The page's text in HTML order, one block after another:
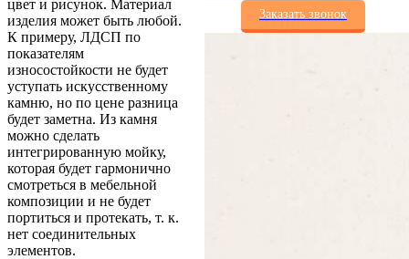
цвет и рисунок. Материал
изделия может быть любой.
К примеру, ЛДСП по
показателям
износостойкости не будет
уступать искусственному
камню, но по цене разница
будет заметна. Из камня
можно сделать
интегрированную мойку,
которая будет гармонично
смотреться в мебельной
композиции и не будет
портиться и протекать, т. к.
нет соединительных
элементов.
Заказать звонок